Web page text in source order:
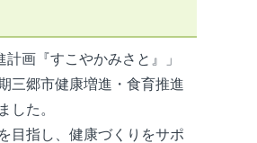
画『すこやかみさと』」
三郷市健康増進・食育推進
した。
目指し、健康づくりをサポ